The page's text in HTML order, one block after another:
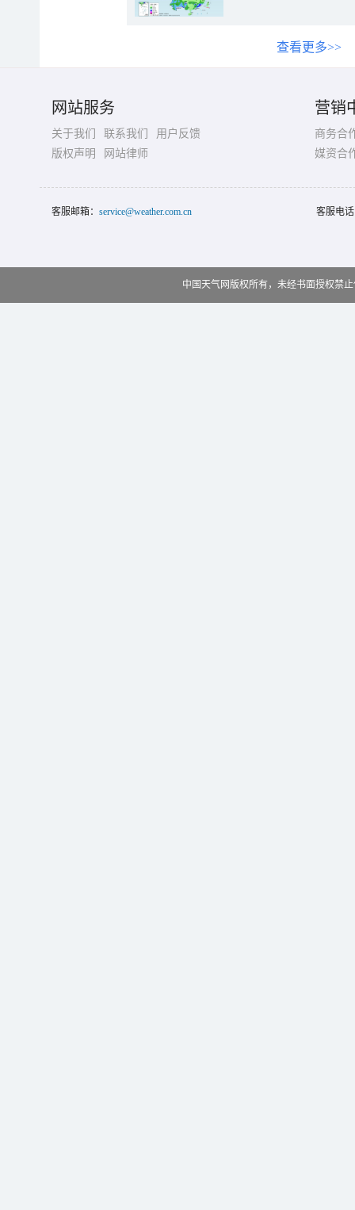
查看更多>>
网站服务
关于我们 联系我们
用户反馈
版权声明
网站律师
营销
商务合
媒资合
客服邮箱： service@weather.com.cn 客服电
中国天气网版权所有，未经书面授权